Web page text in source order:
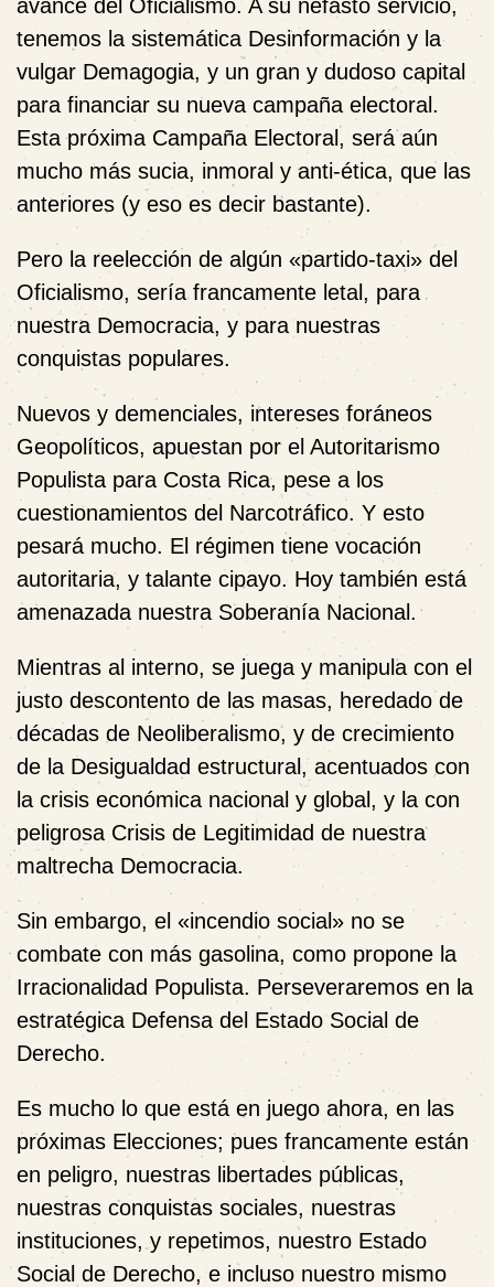
avance del Oficialismo. A su nefasto servicio,
tenemos la sistemática Desinformación y la
vulgar Demagogia, y un gran y dudoso capital
para financiar su nueva campaña electoral.
Esta próxima Campaña Electoral, será aún
mucho más sucia, inmoral y anti-ética, que las
anteriores (y eso es decir bastante).
Pero la reelección de algún «partido-taxi» del
Oficialismo, sería francamente letal, para
nuestra Democracia, y para nuestras
conquistas populares.
Nuevos y demenciales, intereses foráneos
Geopolíticos, apuestan por el Autoritarismo
Populista para Costa Rica, pese a los
cuestionamientos del Narcotráfico. Y esto
pesará mucho. El régimen tiene vocación
autoritaria, y talante cipayo. Hoy también está
amenazada nuestra Soberanía Nacional.
Mientras al interno, se juega y manipula con el
justo descontento de las masas, heredado de
décadas de Neoliberalismo, y de crecimiento
de la Desigualdad estructural, acentuados con
la crisis económica nacional y global, y la con
peligrosa Crisis de Legitimidad de nuestra
maltrecha Democracia.
Sin embargo, el «incendio social» no se
combate con más gasolina, como propone la
Irracionalidad Populista. Perseveraremos en la
estratégica Defensa del Estado Social de
Derecho.
Es mucho lo que está en juego ahora, en las
próximas Elecciones; pues francamente están
en peligro, nuestras libertades públicas,
nuestras conquistas sociales, nuestras
instituciones, y repetimos, nuestro Estado
Social de Derecho, e incluso nuestro mismo